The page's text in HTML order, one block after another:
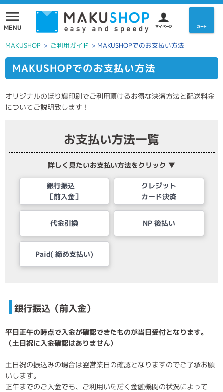
menu
MENU マイページ カート
MAKUSHOP > ご利用ガイド > MAKUSHOPでのお支払い方法
MAKUSHOPでのお支払い方法
オリジナルのぼり旗印刷でご利用頂けるお得な決済方法と配送料金
についてご説明致します！
お支払い方法一覧
詳しく見たいお支払い方法をクリック ▼
銀行振込
［前入金］
クレジット
カード決済
代金引換 NP 後払い
Paid( 締め支払い)
銀行振込（前入金）
平日正午の時点で入金が確認できたものが当日受付となります。
（土日祝に入金確認はありません）
土日祝の振込みの場合は翌営業日の確認となりますのでご了承お願
いします。
正午までのご入金でも、ご利用いただく金融機関の状況によって